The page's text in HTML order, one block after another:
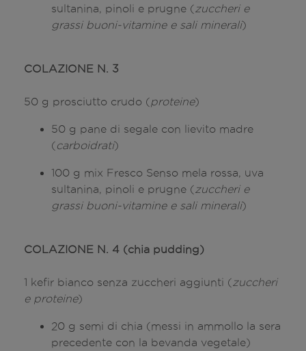
sultanina, pinoli e prugne (zuccheri e
grassi buoni-vitamine e sali minerali)
COLAZIONE N. 3
50 g prosciutto crudo (proteine)
50 g pane di segale con lievito madre
(carboidrati)
100 g mix Fresco Senso mela rossa, uva
sultanina, pinoli e prugne (zuccheri e
grassi buoni-vitamine e sali minerali)
COLAZIONE N. 4 (chia pudding)
1 kefir bianco senza zuccheri aggiunti (zuccheri
e proteine)
20 g semi di chia (messi in ammollo la sera
precedente con la bevanda vegetale)